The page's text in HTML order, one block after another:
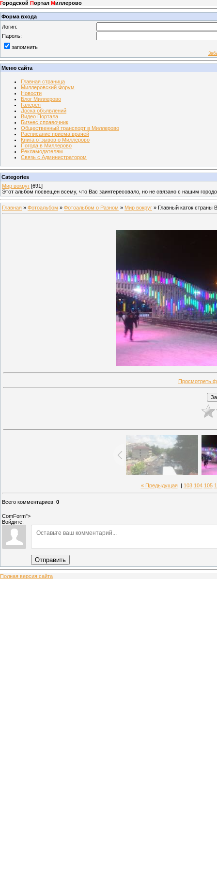
Городской Портал Миллерово
Форма входа
Логин:
Пароль:
запомнить
Меню сайта
Главная страница
Миллеровский Форум
Новости
Блог Миллерово
Галерея
Доска объявлений
Видео Портала
Бизнес справочник
Общественный транспорт в Миллерово
Расписание приема врачей
Книга отзывов о Миллерово
Погода в Миллерово
Рекламодателям
Связь с Администратором
Categories
Мир вокруг [691]
Этот альбом посвещен всему, что Вас заинтересовало, но не связано с нашим
Главная » Фотоальбом » Фотоальбом о Разном » Мир вокруг » Главный каток страны
Просмотреть
« Предыдущая| 103 104 105
Всего комментариев: 0
ComForm">
Войдите:
Отправить
Полная версия сайта